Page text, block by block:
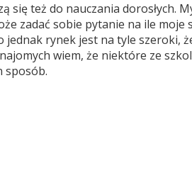
się też do nauczania dorosłych.
zadać sobie pytanie na ile
rynek jest na tyle szeroki,
wiem, że niektóre ze
sposób.